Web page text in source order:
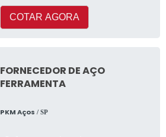
COTAR AGORA
FORNECEDOR DE AÇO
FERRAMENTA
PKM Aços / SP